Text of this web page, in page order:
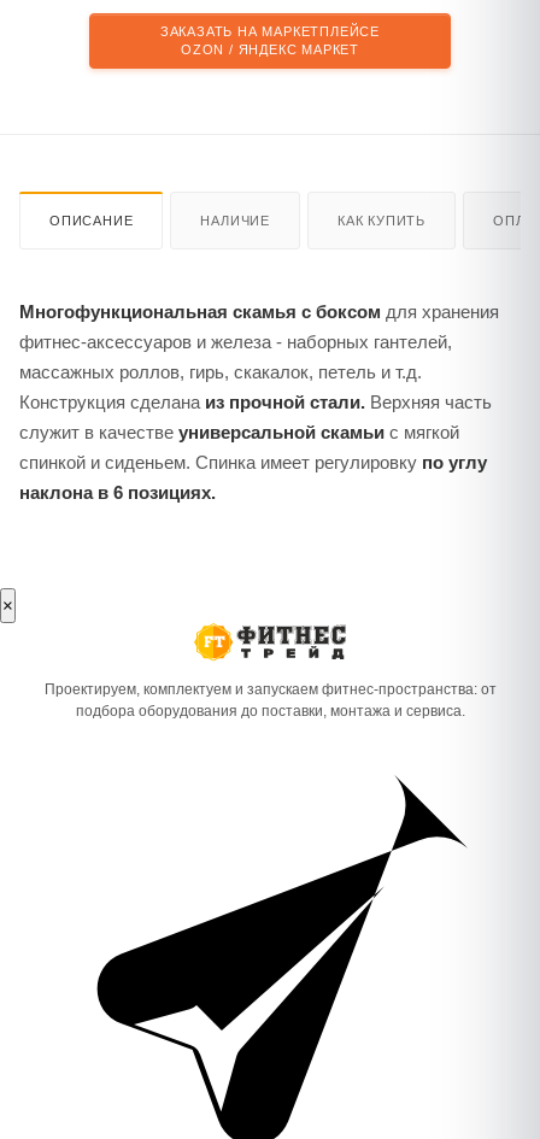
ЗАКАЗАТЬ НА МАРКЕТПЛЕЙСЕ
OZON / ЯНДЕКС МАРКЕТ
ОПИСАНИЕ НАЛИЧИЕ КАК КУПИТЬ
Многофункциональная скамья с боксом для хранения
фитнес-аксессуаров и железа - наборных гантелей,
массажных роллов, гирь, скакалок, петель и т.д.
Конструкция сделана из прочной стали. Верхняя часть
служит в качестве универсальной скамьи с мягкой
спинкой и сиденьем. Спинка имеет регулировку по углу
наклона в 6 позициях.
×
Проектируем, комплектуем и запускаем фитнес-пространства: от
подбора оборудования до поставки, монтажа и сервиса.